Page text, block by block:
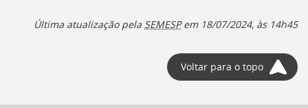
Última atualização pela SEMESPem 18/07/2024, às 14h45
Voltar para o topo